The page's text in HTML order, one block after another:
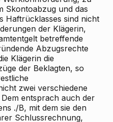
Skontoabzug und das
Haftrücklasses sind nicht
der Klägerin,
betreffende
Abzugsrechte
Klägerin die
der Beklagten, so
zwei verschiedene
entsprach auch der
./B, mit dem sie den
Schlussrechnung,